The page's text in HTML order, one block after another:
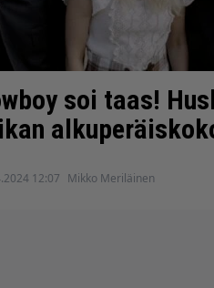
soi taas!
12:07 Mikko Meriläinen